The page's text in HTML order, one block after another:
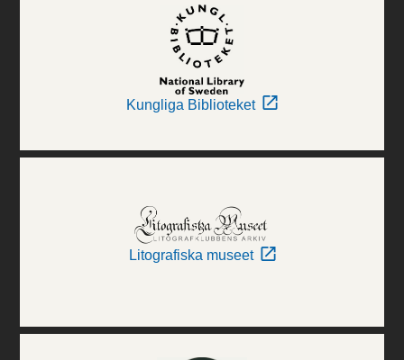
Kungliga Biblioteket
Litografiska museet